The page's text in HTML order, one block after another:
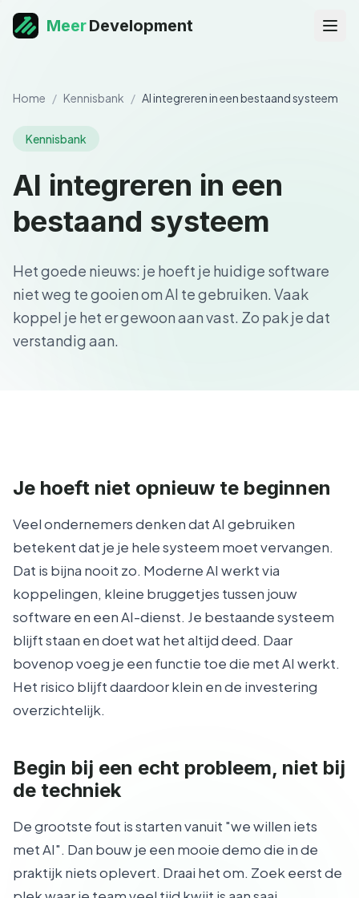
MeerDevelopment
Home / Kennisbank / AI integreren in een bestaand systeem
Kennisbank
AI integreren in een
bestaand systeem
Het goede nieuws: je hoeft je huidige software
niet weg te gooien om AI te gebruiken. Vaak
koppel je het er gewoon aan vast. Zo pak je dat
verstandig aan.
Je hoeft niet opnieuw te beginnen
Veel ondernemers denken dat AI gebruiken
betekent dat je je hele systeem moet vervangen.
Dat is bijna nooit zo. Moderne AI werkt via
koppelingen, kleine bruggetjes tussen jouw
software en een AI-dienst. Je bestaande systeem
blijft staan en doet wat het altijd deed. Daar
bovenop voeg je een functie toe die met AI werkt.
Het risico blijft daardoor klein en de investering
overzichtelijk.
Begin bij een echt probleem, niet bij
de techniek
De grootste fout is starten vanuit "we willen iets
met AI". Dan bouw je een mooie demo die in de
praktijk niets oplevert. Draai het om. Zoek eerst de